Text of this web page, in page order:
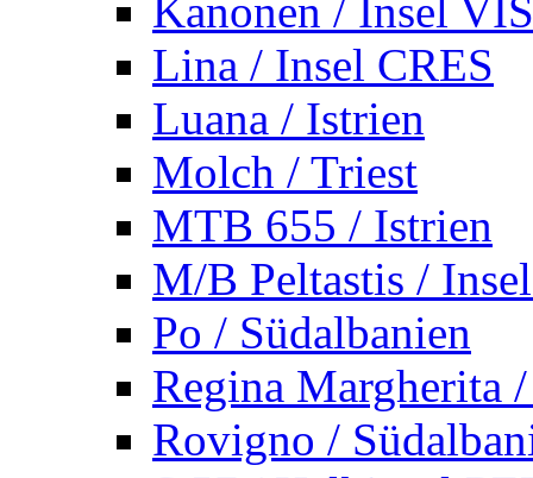
Kanonen / Insel VIS
Lina / Insel CRES
Luana / Istrien
Molch / Triest
MTB 655 / Istrien
M/B Peltastis /
Po / Südalbanien
Regina Margherita
Rovigno /